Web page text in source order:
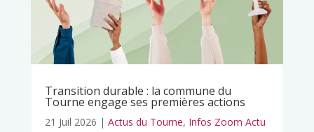
Transition durable : la commune du
Tourne engage ses premières actions
21 Juil 2026 | Actus du Tourne, Infos Zoom Actu